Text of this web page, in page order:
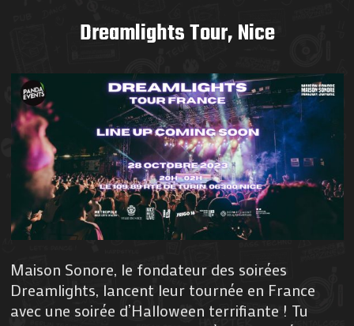
Dreamlights Tour, Nice
Maison Sonore, le fondateur des soirées
Dreamlights, lancent leur tournée en France
avec une soirée d’Halloween terrifiante ! Tu